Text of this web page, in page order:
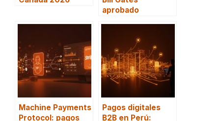
aprobado
Machine Payments
Protocol: pagos
Pagos digitales
B2B en Perú: